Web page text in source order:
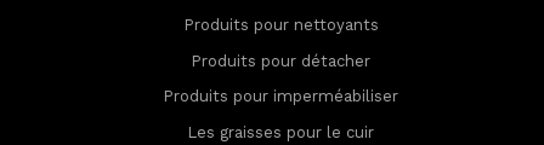
Produits pour nettoyants
Produits pour détacher
Produits pour imperméabiliser
Les graisses pour le cuir